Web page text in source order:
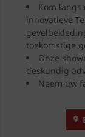
Kom
innovatieve
toekomstige
Onze
deskundig
Neem uw